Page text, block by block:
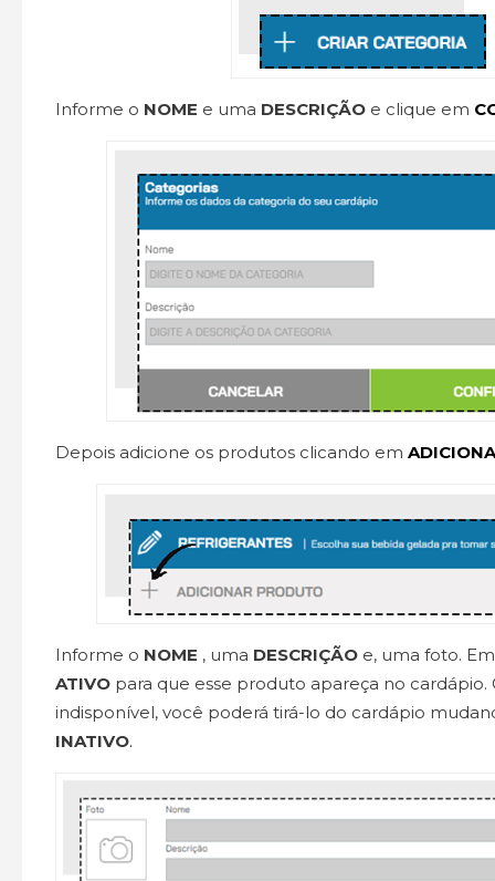
Informe o NOME e uma DESCRIÇÃO e clique em
Depois adicione os produtos clicando em
Informe o NOME , uma DESCRIÇÃO e, uma foto.
ATIVO para que esse produto apareça no
indisponível, você poderá tirá-lo do cardápio
INATIVO.